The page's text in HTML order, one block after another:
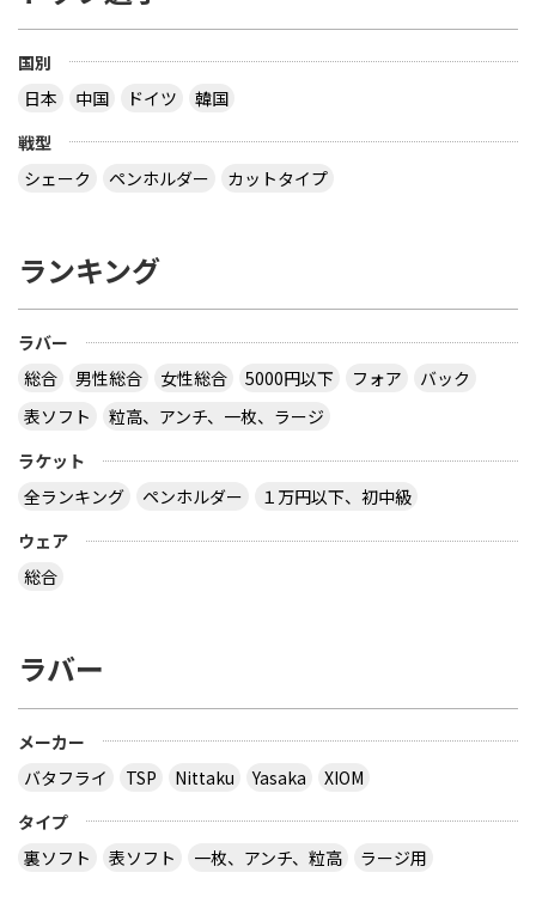
国別
日本
中国 ドイツ
韓国
戦型
シェーク
ペンホルダー カットタイプ
ランキング
ラバー
総合
男性総合 女性総合 5000円以下 フォア
バック
表ソフト
粒高、アンチ、一枚、ラージ
ラケット
全ランキング
ペンホルダー
１万円以下、初中級
ウェア
総合
ラバー
メーカー
バタフライ
TSP Nittaku Yasaka
XIOM
タイプ
裏ソフト
表ソフト 一枚、アンチ、粒高 ラージ用